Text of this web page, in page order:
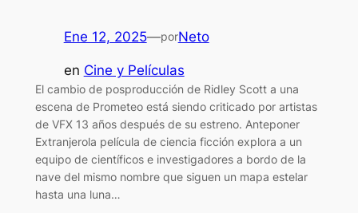
Ene 12, 2025—porNeto
en Cine y Películas
El cambio de posproducción de Ridley Scott a una
escena de Prometeo está siendo criticado por artistas
de VFX 13 años después de su estreno. Anteponer
Extranjerola película de ciencia ficción explora a un
equipo de científicos e investigadores a bordo de la
nave del mismo nombre que siguen un mapa estelar
hasta una luna…